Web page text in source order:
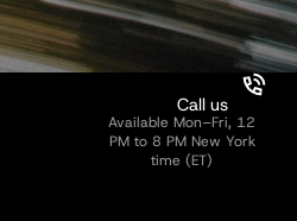
Call us
Available Mon–Fri, 12
PM to 8 PM New York
time (ET)